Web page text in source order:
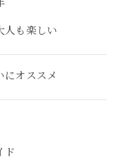
人も楽しい
にオススメ
ド